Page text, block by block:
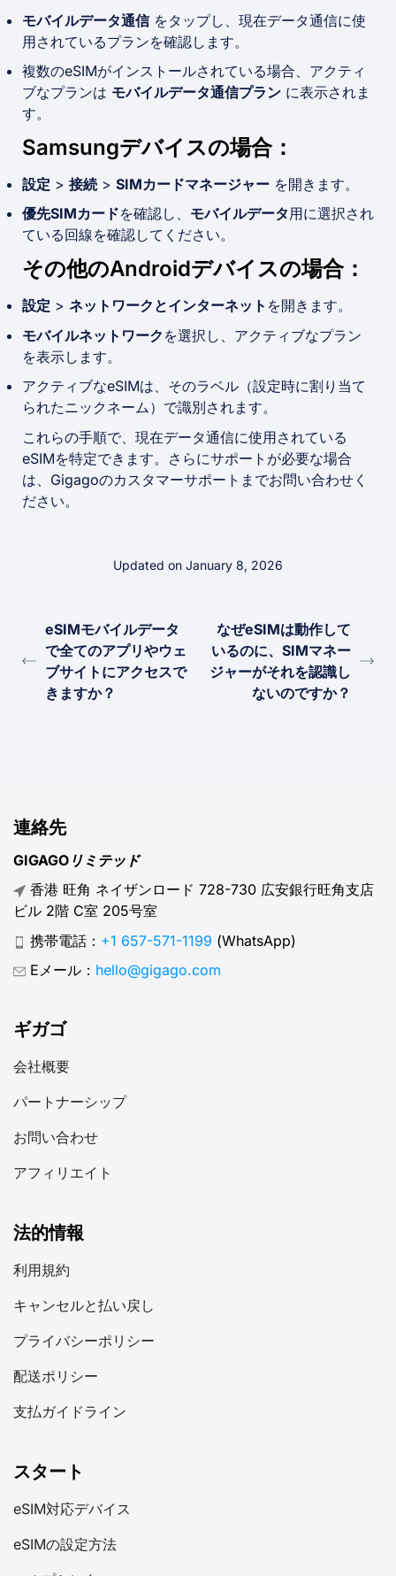
モバイルデータ通信をタップし、現在データ通信に使
用されているプランを確認します。
複数のeSIMがインストールされている場合、アクティ
ブなプランは モバイルデータ通信プラン に表示されま
す。
Samsungデバイスの場合：
設定 > 接続 > SIMカードマネージャー を開きます。
優先SIMカードを確認し、 モバイルデータ用に選択され
ている回線を確認してください。
その他のAndroidデバイスの場合：
設定 > ネットワークとインターネット を開きます。
モバイルネットワーク を選択し、アクティブなプラン
を表示します。
アクティブなeSIMは、そのラベル（設定時に割り当て
られたニックネーム）で識別されます。
これらの手順で、現在データ通信に使用されている
eSIMを特定できます。さらにサポートが必要な場合
は、Gigagoのカスタマーサポートまでお問い合わせく
ださい。
Updated on January 8, 2026
eSIMモバイルデータ
で全てのアプリやウェ
ブサイトにアクセスで
きますか？
なぜeSIMは動作して
いるのに、SIMマネー
ジャーがそれを認識し
ないのですか？
連絡先
GIGAGOリミテッド
香港 旺角 ネイザンロード 728-730 広安銀行旺角支店
ビル 2階 C室 205号室
携帯電話： +1 657-571-1199 (WhatsApp)
Eメール： hello@gigago.com
ギガゴ
会社概要
パートナーシップ
お問い合わせ
アフィリエイト
法的情報
利用規約
キャンセルと払い戻し
プライバシーポリシー
配送ポリシー
支払ガイドライン
スタート
eSIM対応デバイス
eSIMの設定方法